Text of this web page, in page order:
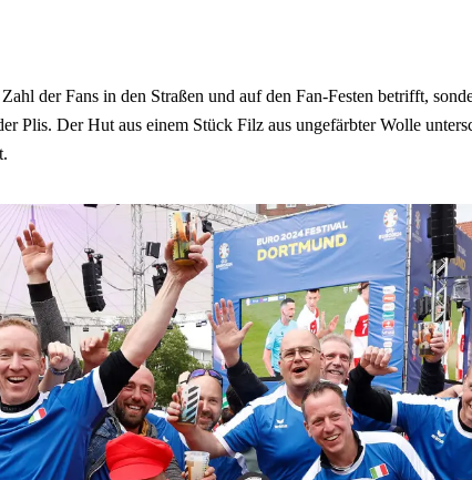
der Fans in den Straßen und auf den Fan-Festen betrifft,
Plis. Der Hut aus einem Stück Filz aus ungefärbter Wolle